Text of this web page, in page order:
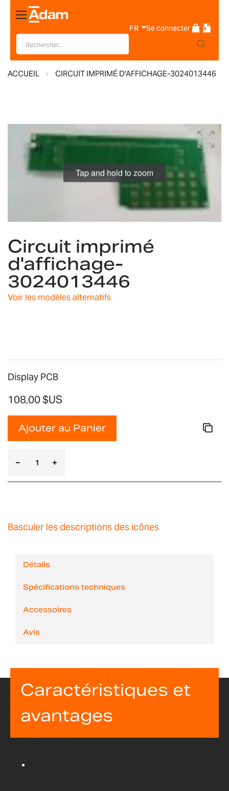
Basculer
la
navigation
FR Se connecter
ACCUEIL CIRCUIT IMPRIMÉ D'AFFICHAGE-3024013446
Tap and hold to zoom
to
the
beginning
of
the
images
Circuit imprimé
d'affichage-
3024013446
Voir les modèles alternatifs
Display PCB
108,00 $US
Ajouter au Panier
Basculer les descriptions des icônes
Détails
Spécifications techniques
Accessoires
Avis
Caractéristiques et
avantages